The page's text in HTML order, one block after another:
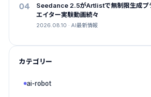
04
Seedance 2.5がArtlistで無制限生成プ
エイター実験動画続々
2026.08.10 · AI最新情報
カテゴリー
ai-robot